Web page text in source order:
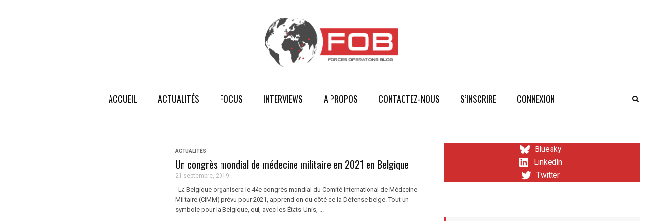
ACCUEIL ACTUALITÉS FOCUS INTERVIEWS A PROPOS CONTACTEZ-NOUS S’INSCRIRE CONNEXION
ACTUALITÉS
Un congrès mondial de médecine militaire en 2021 en Belgique
21 septembre, 2019
La Belgique organisera le 44e congrès mondial du Comité International de Médecine
Militaire (CIMM) prévu pour 2021, apprend-on du côté de la Défense belge. Tout un
symbole pour la Belgique, qui, avec les États-Unis, ...
Bluesky
LinkedIn
Twitter